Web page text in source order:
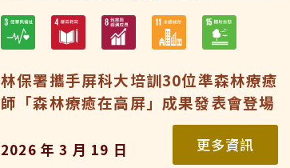
林保署攜手屏科大培訓30位準森林療癒
師「森林療癒在高屏」成果發表會登場
2026 年 3 月 19 日 更多資訊